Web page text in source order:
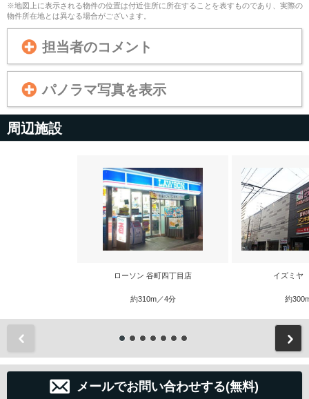
※地図上に表示される物件の位置は付近住所に所在することを表すものであり、実際の
物件所在地とは異なる場合がございます。
担当者のコメント
パノラマ写真を表示
周辺施設
ローソン 谷町四丁目店
約310m／4分
イズミヤ
約
メールでお問い合わせする(無料)